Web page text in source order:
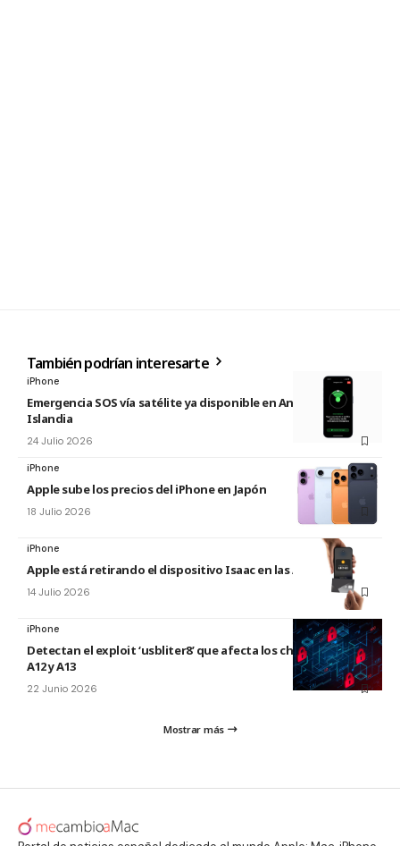
También podrían interesarte
iPhone
Emergencia SOS vía satélite ya disponible en Andorra e
Islandia
24 Julio 2026
iPhone
Apple sube los precios del iPhone en Japón
18 Julio 2026
iPhone
Apple está retirando el dispositivo Isaac en las Apple Store
14 Julio 2026
iPhone
Detectan el exploit ‘usbliter8’ que afecta los chips de Apple
A12 y A13
22 Junio 2026
Mostrar más